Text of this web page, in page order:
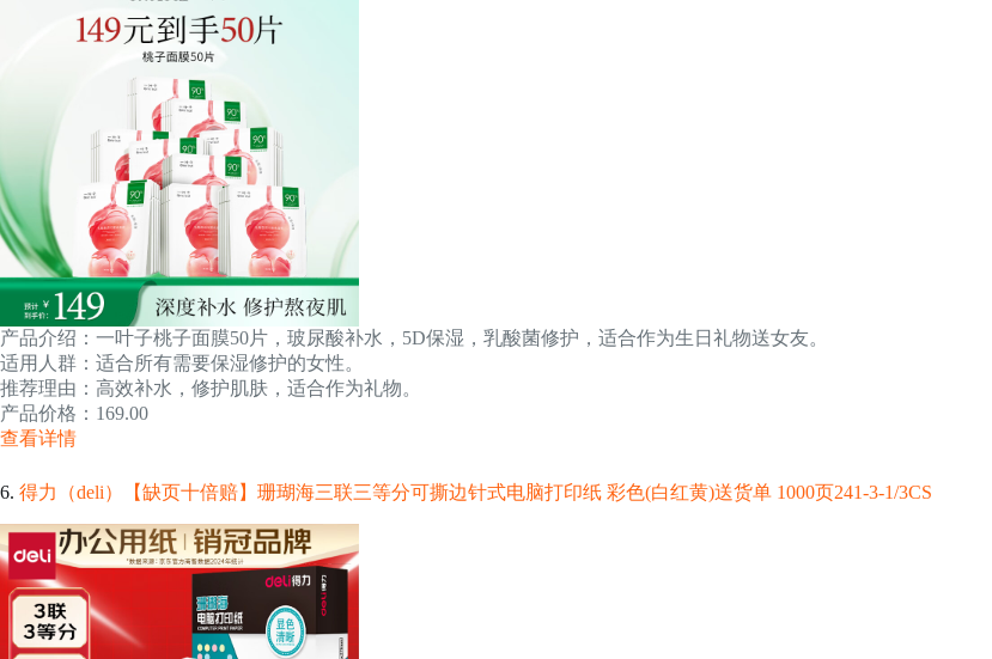
产品介绍：一叶子桃子面膜50片，玻尿酸补水，5D保湿，乳酸菌修护，适合作为生日礼物送女友。
适用人群：适合所有需要保湿修护的女性。
推荐理由：高效补水，修护肌肤，适合作为礼物。
产品价格：169.00
查看详情
6. 得力（deli）【缺页十倍赔】珊瑚海三联三等分可撕边针式电脑打印纸 彩色(白红黄)送货单 1000页241-3-1/3CS